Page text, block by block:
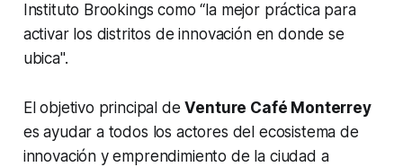
Instituto Brookings como “la mejor práctica para
activar los distritos de innovación en donde se
ubica''.
El objetivo principal deVenture Café Monterrey
es ayudar a todos los actores del ecosistema de
innovación y emprendimiento de la ciudad a